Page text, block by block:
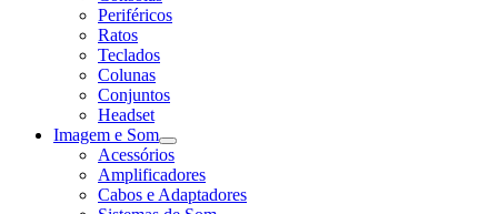
Periféricos
Ratos
Teclados
Colunas
Conjuntos
Headset
Imagem e Som
Acessórios
Amplificadores
Cabos e Adaptadores